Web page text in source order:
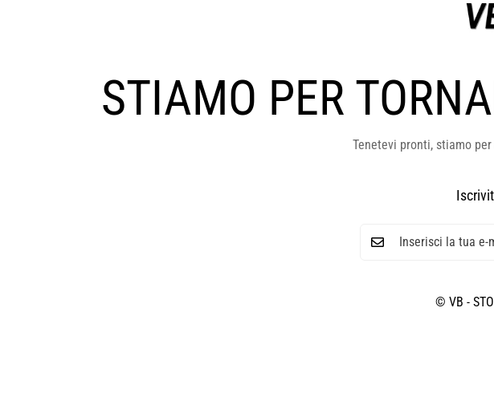
STIAMO PER
Tenetevi pronti, stiamo
© VB -